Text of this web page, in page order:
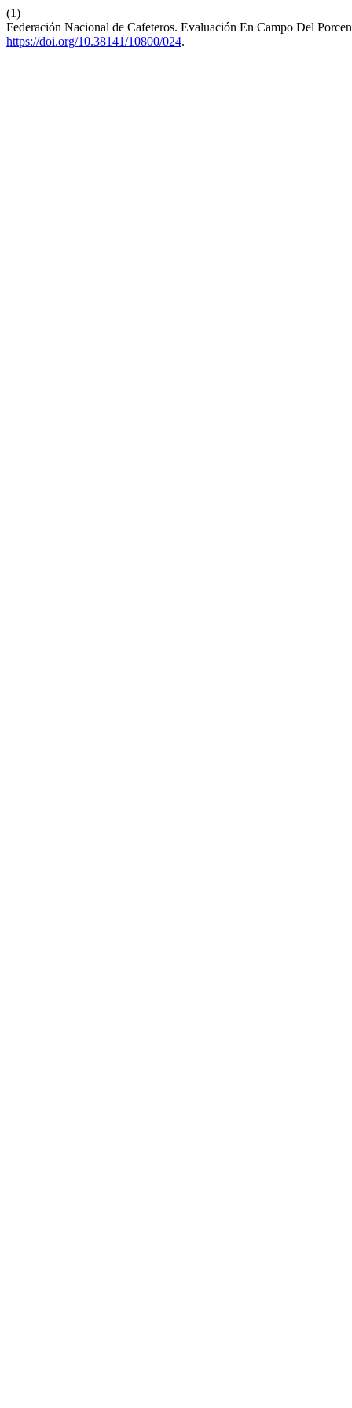
(1)
Federación Nacional de Cafeteros. Evaluación En Campo Del
https://doi.org/10.38141/10800/024.